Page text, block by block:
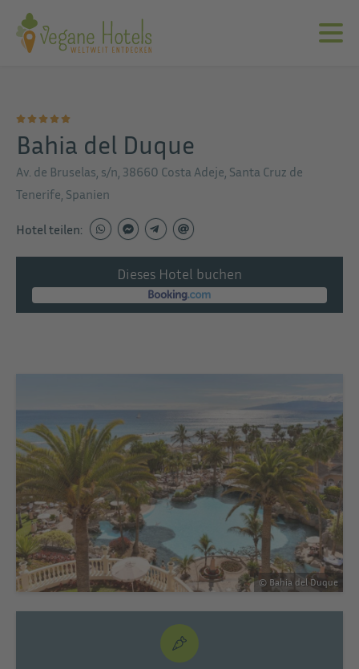
Bahia del Duque
Av. de Bruselas, s/n, 38660 Costa Adeje, Santa Cruz de
Tenerife, Spanien
Hotel teilen:
Dieses Hotel buchen
© Bahia del Duque